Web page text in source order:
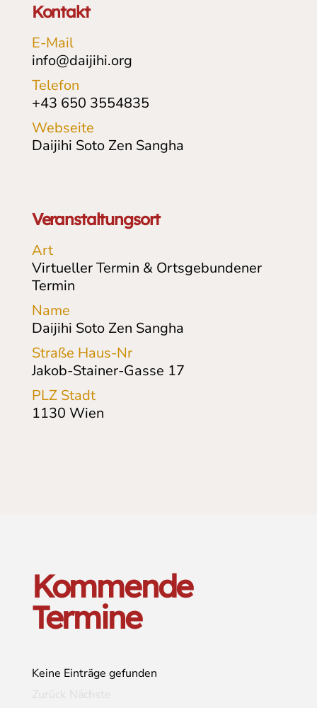
Kontakt
E-Mail
info@daijihi.org
Telefon
+43 650 3554835
Webseite
Daijihi Soto Zen Sangha
Veranstaltungsort
Art
Virtueller Termin & Ortsgebundener
Termin
Name
Daijihi Soto Zen Sangha
Straße Haus-Nr
Jakob-Stainer-Gasse 17
PLZ Stadt
1130 Wien
Kommende
Termine
Keine Einträge gefunden